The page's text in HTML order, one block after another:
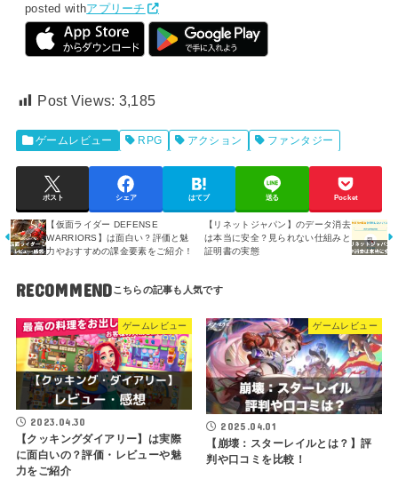
posted withアプリーチ
Post Views: 3,185
ゲームレビュー RPG アクション ファンタジー
ポスト シェア はてブ 送る Pocket
【仮面ライダー DEFENSE
WARRIORS】は面白い？評価と魅
力やおすすめの課金要素をご紹介！
【リネットジャパン】のデータ消去
は本当に安全？見られない仕組みと
証明書の実態
RECOMMEND
ゲームレビュー
2023.04.30
【クッキングダイアリー】は実際
に面白いの？評価・レビューや魅
力をご紹介
ゲームレビュー
2025.04.01
【崩壊：スターレイルとは？】評
判や口コミを比較！